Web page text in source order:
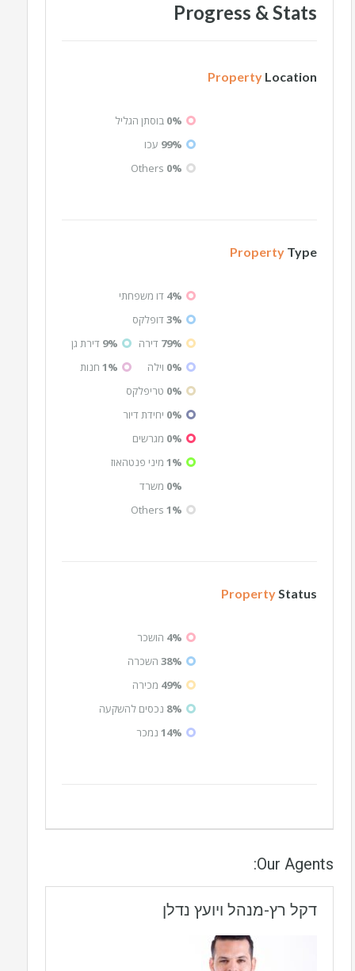
Progress & Stats
Property Location
0% בוסתן הגליל
99% עכו
0%
Property Type
4% דו משפחתי
3% דופלקס
79% דירה 9% דירת גן
0% וילה 1% חנות
0% טריפלקס
0% יחידת דיור
0% מגרשים
1% מיני פנטהאוז
0% משרד
1%
PropertyStatus
4% הושכר
38% השכרה
49% מכירה
8% נכסים להשקעה
14% נמכר
Our Agents:
דקל רץ-מנהל ויועץ נדלן